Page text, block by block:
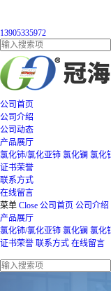
13905335972
公司首页
公司介绍
公司动态
产品展厅
氯化铈/氯化亚铈 氯化镧 氯化
证书荣誉
联系方式
在线留言
菜单 Close 公司首页 公司介绍
产品展厅
氯化铈/氯化亚铈 氯化镧 氯化
证书荣誉 联系方式 在线留言